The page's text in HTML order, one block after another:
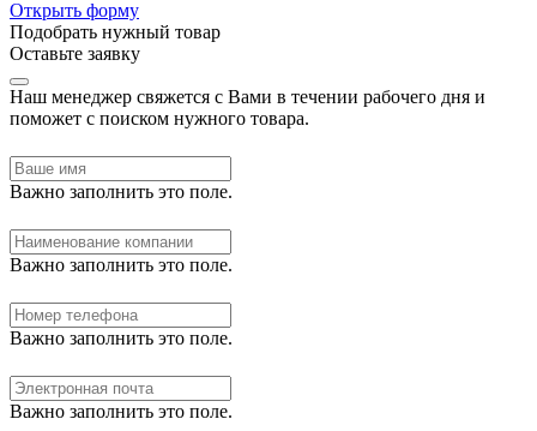
Открыть форму
Подобрать нужный товар
Оставьте заявку
Наш менеджер свяжется с Вами в течении рабочего дня и
поможет с поиском нужного товара.
Важно заполнить это поле.
Важно заполнить это поле.
Важно заполнить это поле.
Важно заполнить это поле.